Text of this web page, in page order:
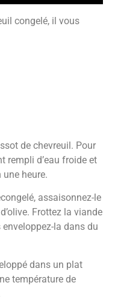
congelé, il vous
de chevreuil. Pour
rempli d’eau froide et
heure.
assaisonnez-le
Frottez la viande
la dans du
dans un plat
température de